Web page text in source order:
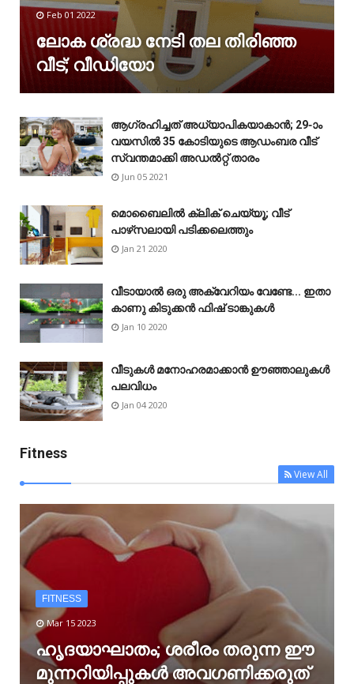
Feb 01 2022
ലോക ശ്രദ്ധ നേടി തല തിരിഞ്ഞ
വീട്; വീഡിയോ
ആഗ്രഹിച്ചത് അധ്യാപികയാകാൻ; 29-ാം
വയസിൽ 35 കോടിയുടെ ആഡംബര വീട്
സ്വന്തമാക്കി അഡൽറ്റ് താരം
Jun 05 2021
മൊബൈലിൽ ക്ലിക് ചെയ്യൂ; വീട്
പാഴ്‌സലായി പടിക്കലെത്തും
Jan 21 2020
വീടായാൽ ഒരു അക്വേറിയം വേണ്ടേ... ഇതാ
കാണു കിടുക്കൻ ഫിഷ് ടാങ്കുകൾ
Jan 10 2020
വീടുകൾ മനോഹരമാക്കാൻ ഊഞ്ഞാലുകൾ
പലവിധം
Jan 04 2020
Fitness
View All
FITNESS
Mar 15 2023
ഹൃദയാഘാതം; ശരീരം തരുന്ന ഈ
മുന്നറിയിപ്പുകൾ അവഗണിക്കരുത്